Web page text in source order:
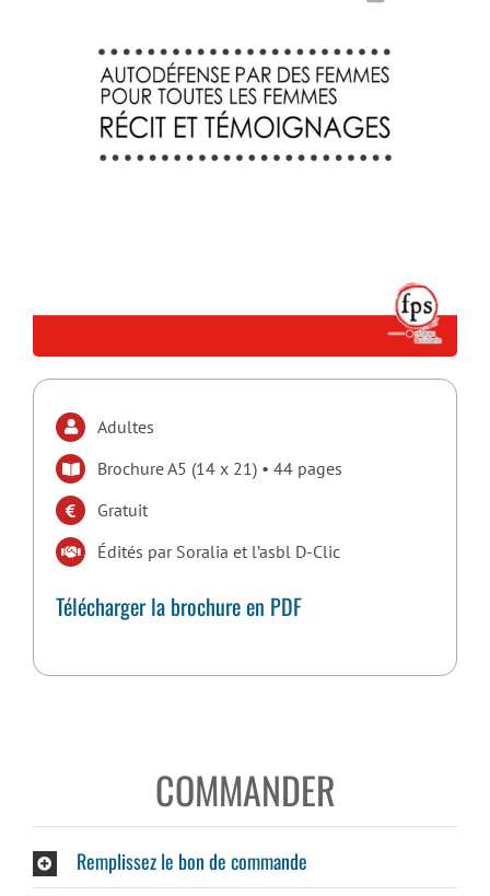
Adultes
Brochure A5 (14 x 21) • 44 pages
Gratuit
Édités par Soralia et l’asbl D-Clic
Télécharger la brochure en PDF
COMMANDER
Remplissez le bon de commande